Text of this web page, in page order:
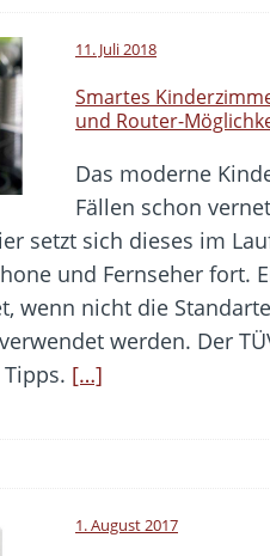
11. Juli 2018
Smartes
und Router-
Das moderne
Fällen schon
setzt sich dieses im
und Fernseher fort.
wenn nicht die
werden. Der
[…]
1. August 2017